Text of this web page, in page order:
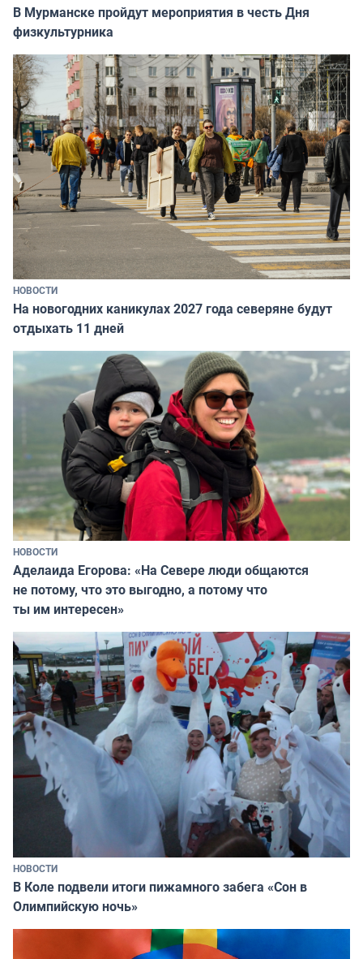
В Мурманске пройдут мероприятия в честь Дня
физкультурника
НОВОСТИ
На новогодних каникулах 2027 года северяне будут
отдыхать 11 дней
НОВОСТИ
Аделаида Егорова: «На Севере люди общаются
не потому, что это выгодно, а потому что
ты им интересен»
НОВОСТИ
В Коле подвели итоги пижамного забега «Сон в
Олимпийскую ночь»